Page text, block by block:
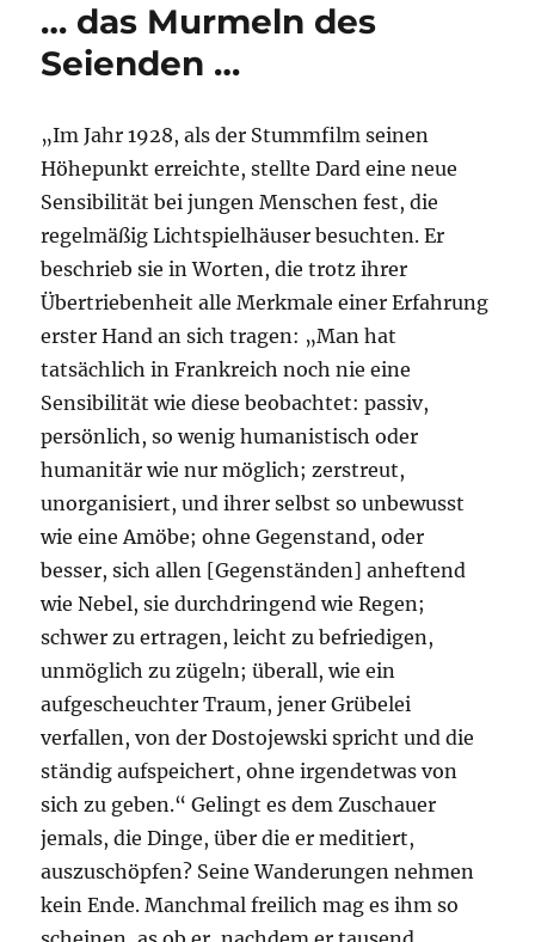
Feuerlache
… das Murmeln des
Seienden …
„Im Jahr 1928, als der Stummfilm seinen
Höhepunkt erreichte, stellte Dard eine neue
Sensibilität bei jungen Menschen fest, die
regelmäßig Lichtspielhäuser besuchten. Er
beschrieb sie in Worten, die trotz ihrer
Übertriebenheit alle Merkmale einer Erfahrung
erster Hand an sich tragen: „Man hat
tatsächlich in Frankreich noch nie eine
Sensibilität wie diese beobachtet: passiv,
persönlich, so wenig humanistisch oder
humanitär wie nur möglich; zerstreut,
unorganisiert, und ihrer selbst so unbewusst
wie eine Amöbe; ohne Gegenstand, oder
besser, sich allen [Gegenständen] anheftend
wie Nebel, sie durchdringend wie Regen;
schwer zu ertragen, leicht zu befriedigen,
unmöglich zu zügeln; überall, wie ein
aufgescheuchter Traum, jener Grübelei
verfallen, von der Dostojewski spricht und die
ständig aufspeichert, ohne irgendetwas von
sich zu geben.“ Gelingt es dem Zuschauer
jemals, die Dinge, über die er meditiert,
auszuschöpfen? Seine Wanderungen nehmen
kein Ende. Manchmal freilich mag es ihm so